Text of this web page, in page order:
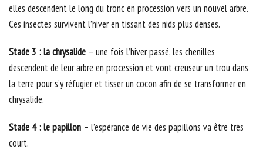
elles descendent le long du tronc en procession vers un nouvel arbre.
Ces insectes survivent l’hiver en tissant des nids plus denses.
Stade 3 : la chrysalide – une fois l’hiver passé, les chenilles
descendent de leur arbre en procession et vont creuseur un trou dans
la terre pour s’y réfugier et tisser un cocon afin de se transformer en
chrysalide.
Stade 4 : le papillon – l’espérance de vie des papillons va être très
court.